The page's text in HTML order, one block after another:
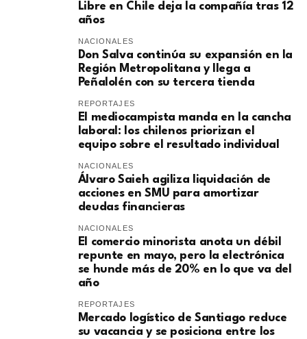
Libre en Chile deja la compañía tras 12
años
NACIONALES
Don Salva continúa su expansión en la
Región Metropolitana y llega a
Peñalolén con su tercera tienda
REPORTAJES
El mediocampista manda en la cancha
laboral: los chilenos priorizan el
equipo sobre el resultado individual
NACIONALES
​Álvaro Saieh agiliza liquidación de
acciones en SMU para amortizar
deudas financieras
NACIONALES
El comercio minorista anota un débil
repunte en mayo, pero la electrónica
se hunde más de 20% en lo que va del
año
REPORTAJES
Mercado logístico de Santiago reduce
su vacancia y se posiciona entre los